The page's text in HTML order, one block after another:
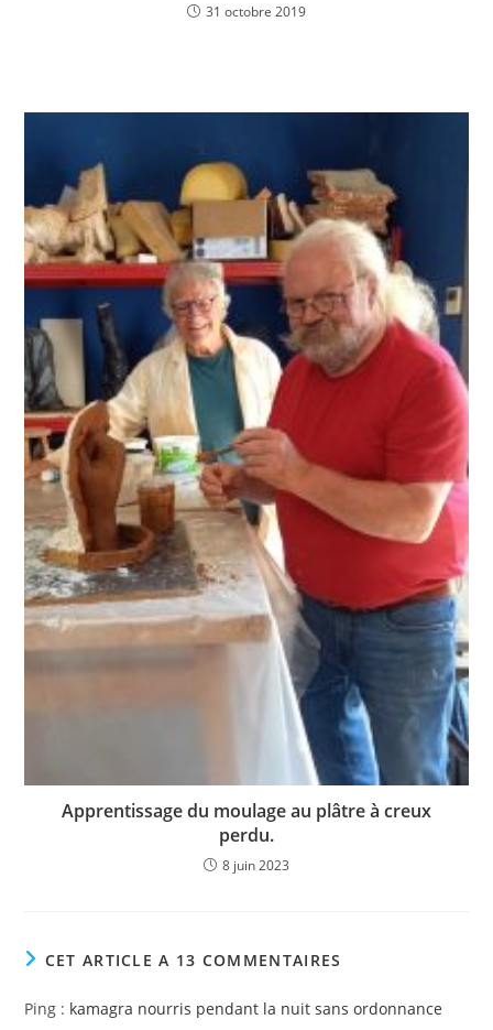
31 octobre 2019
Apprentissage du moulage au plâtre à creux
perdu.
8 juin 2023
CET ARTICLE A 13 COMMENTAIRES
Ping : kamagra nourris pendant la nuit sans ordonnance